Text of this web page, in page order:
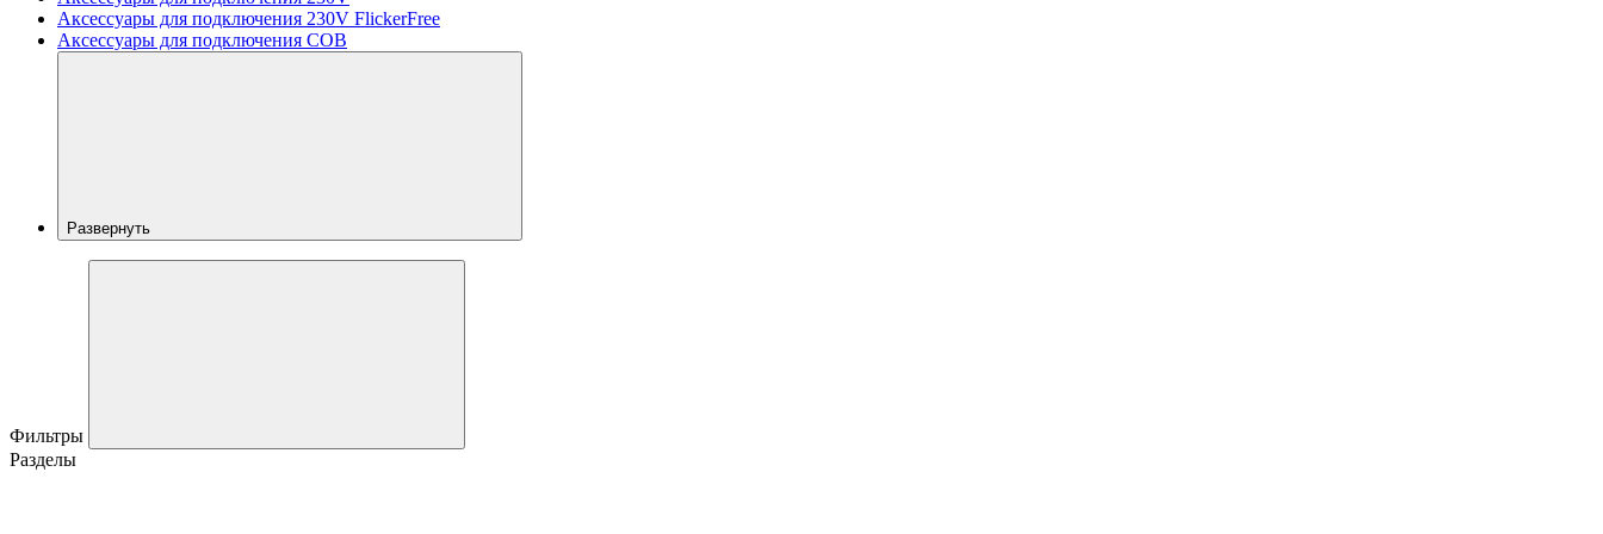
Аксессуары для подключения 230V FlickerFree
Аксессуары для подключения COB
Развернуть
Фильтры
Разделы